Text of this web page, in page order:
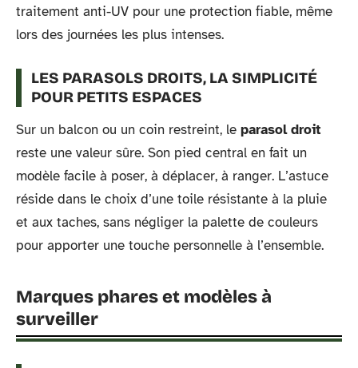
traitement anti-UV pour une protection fiable, même
lors des journées les plus intenses.
LES PARASOLS DROITS, LA SIMPLICITÉ
POUR PETITS ESPACES
Sur un balcon ou un coin restreint, le parasol droit
reste une valeur sûre. Son pied central en fait un
modèle facile à poser, à déplacer, à ranger. L’astuce
réside dans le choix d’une toile résistante à la pluie
et aux taches, sans négliger la palette de couleurs
pour apporter une touche personnelle à l’ensemble.
Marques phares et modèles à
surveiller